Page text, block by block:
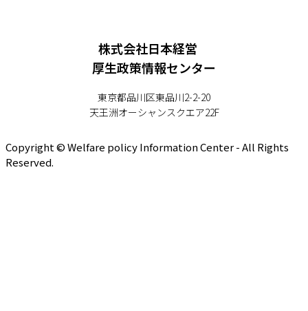
株式会社日本経営
厚生政策情報センター
東京都品川区東品川2-2-20
天王洲オーシャンスクエア22F
Copyright © Welfare policy Information Center - All Rights
Reserved.